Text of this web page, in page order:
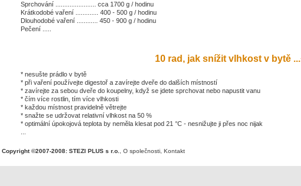
Sprchování ....................... cca 1700 g / hodinu
Krátkodobé vaření ............. 400 - 500 g / hodinu
Dlouhodobé vaření ............ 450 - 900 g / hodinu
Pečení .....
10 rad, jak snížit vlhkost v bytě ...
* nesušte prádlo v bytě
* při vaření používejte digestoř a zavírejte dveře do dalších místností
* zavírejte za sebou dveře do koupelny, když se jdete sprchovat nebo napustit vanu
* čím více rostlin, tím více vlhkosti
* každou místnost pravidelně větrejte
* snažte se udržovat relativní vlhkost na 50 %
* optimální úpokojová teplota by neměla klesat pod 21 °C - nesnižujte ji přes noc nijak
Copyright ©2007-2008: STEZI PLUS s r.o. O společnosti Kontakt